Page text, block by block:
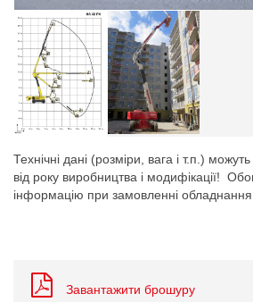
Технічні дані (розміри, вага і т.п.)
від року виробництва і модифікації!
інформацію при замовленні
Завантажити брошуру